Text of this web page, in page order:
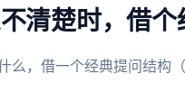
清楚时，借个
么，借一个经典提问结构